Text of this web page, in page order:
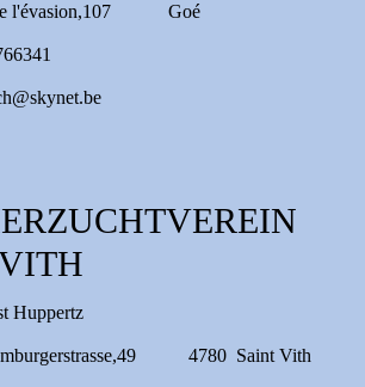
Goé
Huppertz
4780 Saint Vith